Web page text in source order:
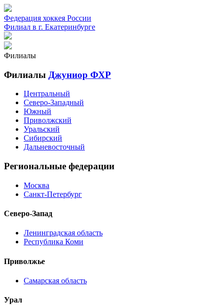
Федерация хоккея России
Филиал в г. Екатеринбурге
Филиалы
Филиалы Джуниор ФХР
Центральный
Северо-Западный
Южный
Приволжский
Уральский
Сибирский
Дальневосточный
Региональные федерации
Москва
Санкт-Петербург
Северо-Запад
Ленинградская область
Республика Коми
Приволжье
Самарская область
Урал